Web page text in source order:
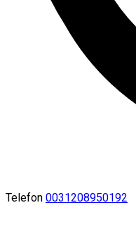
Telefon 0031208950192